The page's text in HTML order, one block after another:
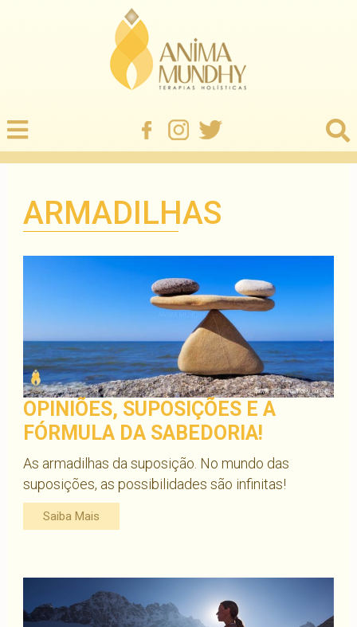
ARMADILHAS
OPINIÕES, SUPOSIÇÕES E A
FÓRMULA DA SABEDORIA!
As armadilhas da suposição. No mundo das
suposições, as possibilidades são infinitas!
Saiba Mais